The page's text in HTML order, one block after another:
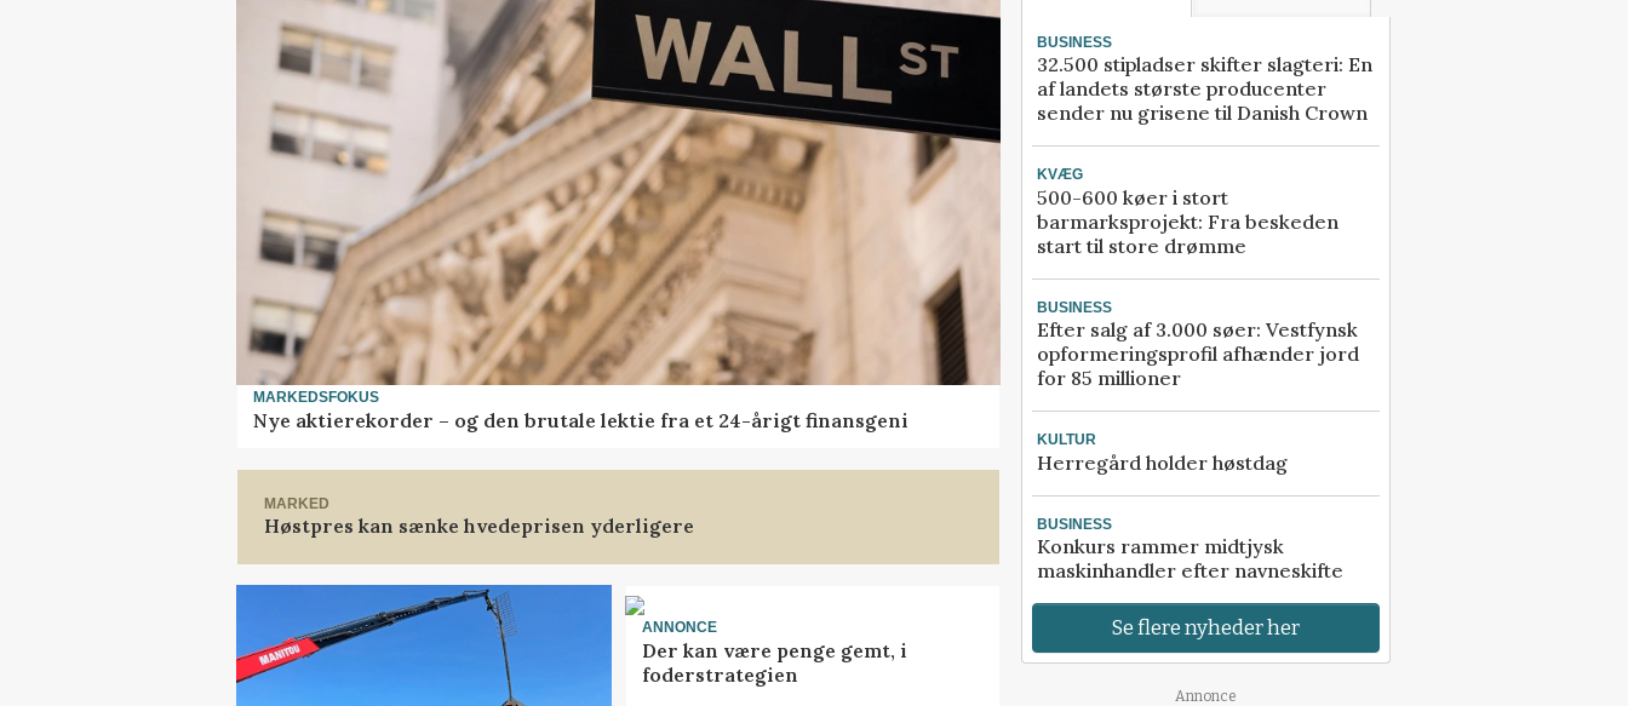
MARKEDSFOKUS
Nye aktierekorder – og den brutale lektie fra et 24-årigt finansgeni
MARKED
Høstpres kan sænke hvedeprisen yderligere
ANNONCE
Der kan være penge gemt, i
foderstrategien
BUSINESS
32.500 stipladser skifter slagteri: En
af landets største producenter
sender nu grisene til Danish Crown
KVÆG
500-600 køer i stort
barmarksprojekt: Fra beskeden
start til store drømme
BUSINESS
Efter salg af 3.000 søer: Vestfynsk
opformeringsprofil afhænder jord
for 85 millioner
KULTUR
Herregård holder høstdag
BUSINESS
Konkurs rammer midtjysk
maskinhandler efter navneskifte
Se flere nyheder her
Annonce